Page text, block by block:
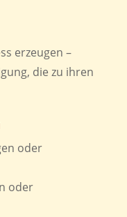
erzeugen –
die zu ihren
oder
oder